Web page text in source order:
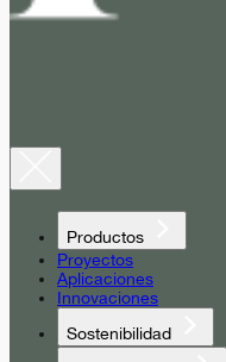
Productos
Proyectos
Aplicaciones
Innovaciones
Sostenibilidad